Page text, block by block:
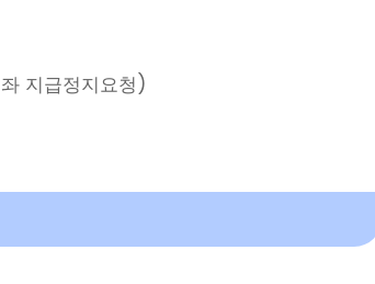
지급정지요청)